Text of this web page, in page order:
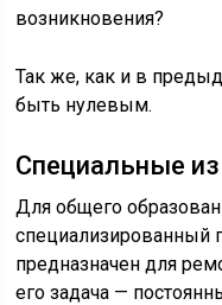
Так же, как и в
быть нулевым.
Специальные
Для общего
специализированный
предназначен для
его задача —